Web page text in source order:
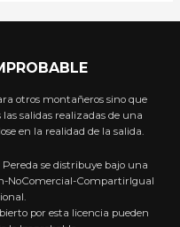
otros montañeros sino que
salidas realizadas de una
en la realidad de la salida.
se distribuye bajo una
NoComercial-CompartirIgual
por esta licencia pueden